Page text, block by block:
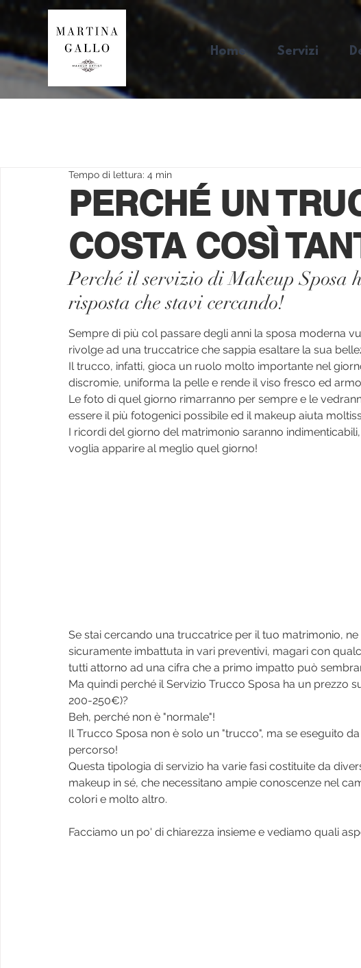
Home Servizi
PERCHÉ UN
COSTA COSÌ
Tempo di lettura: 4 min
Perché il servizio di Makeup Sposa
risposta che stavi cercando!
Sempre di più col passare degli anni la sposa moderna
rivolge ad una truccatrice che sappia esaltare la sua
Il trucco, infatti, gioca un ruolo molto importante nel
discromie, uniforma la pelle e rende il viso fresco ed
Le foto di quel giorno rimarranno per sempre e le
essere il più fotogenici possibile ed il makeup aiuta
I ricordi del giorno del matrimonio saranno
voglia apparire al meglio quel giorno!
Se stai cercando una truccatrice per il tuo matrimonio,
sicuramente imbattuta in vari preventivi, magari con
tutti attorno ad una cifra che a primo impatto può
Ma quindi perché il Servizio Trucco Sposa ha un prezzo
200-250€)?
Beh, perché non è "normale"!
Il Trucco Sposa non è solo un "trucco", ma se eseguito
percorso!
Questa tipologia di servizio ha varie fasi costituite da
makeup in sé, che necessitano ampie conoscenze nel
colori e molto altro.
Facciamo un po' di chiarezza insieme e vediamo quali